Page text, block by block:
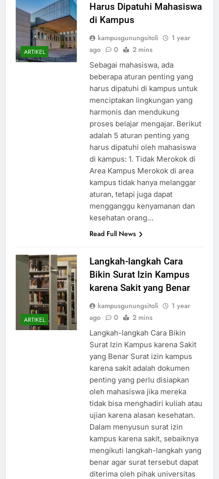
ARTIKEL
Harus Dipatuhi Mahasiswa
di Kampus
kampusgunungsitoli
1 year
ago
0 2 mins
Sebagai mahasiswa, ada
beberapa aturan penting yang
harus dipatuhi di kampus untuk
menciptakan lingkungan yang
harmonis dan mendukung
proses belajar mengajar. Berikut
adalah 5 aturan penting yang
harus dipatuhi oleh mahasiswa
di kampus: 1. Tidak Merokok di
Area Kampus Merokok di area
kampus tidak hanya melanggar
aturan, tetapi juga dapat
mengganggu kenyamanan dan
kesehatan orang…
Read Full News
ARTIKEL
Langkah-langkah Cara
Bikin Surat Izin Kampus
karena Sakit yang Benar
kampusgunungsitoli
1 year
ago
0 2 mins
Langkah-langkah Cara Bikin
Surat Izin Kampus karena Sakit
yang Benar Surat izin kampus
karena sakit adalah dokumen
penting yang perlu disiapkan
oleh mahasiswa jika mereka
tidak bisa menghadiri kuliah atau
ujian karena alasan kesehatan.
Dalam menyusun surat izin
kampus karena sakit, sebaiknya
mengikuti langkah-langkah yang
benar agar surat tersebut dapat
diterima oleh pihak universitas